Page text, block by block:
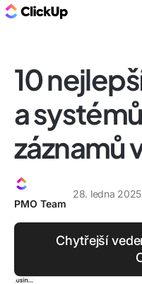
10
a
záznamů
PMO Team
28. ledna 2025
Chytřejší